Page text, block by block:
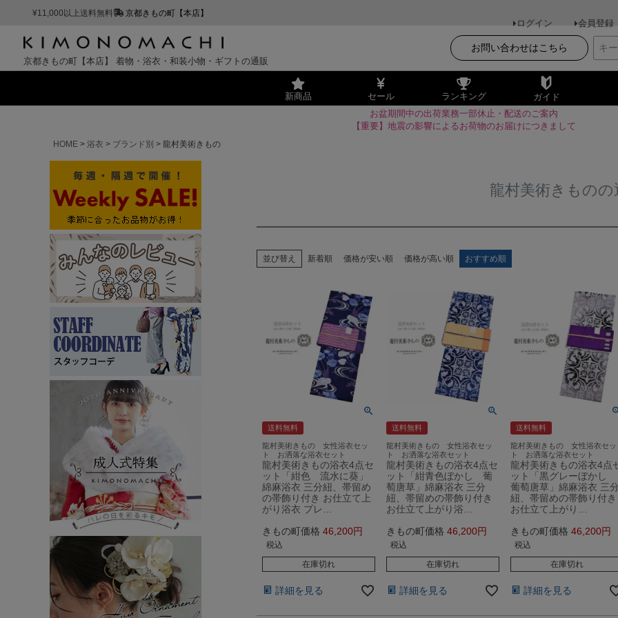
¥11,000以上送料無料 京都きもの町【本店】
ログイン 会員登録
京都きもの町【本店】 着物・浴衣・和装小物・ギフトの通販
お問い合わせはこちら
新商品 セール ランキング ガイド
お盆期間中の出荷業務一部休止・配送のご案内
【重要】地震の影響によるお荷物のお届けにつきまして
HOME
浴衣 ブランド別 龍村美術きもの
龍村美術きものの
並び替え 新着順 価格が安い順 価格が高い順 おすすめ順
送料無料
龍村美術きもの 女性浴衣セッ
ト お洒落な浴衣セット
龍村美術きもの浴衣4点セ
ット「紺色 流水に葵」
綿麻浴衣 三分紐、帯留め
の帯飾り付き お仕立て上
がり浴衣 プレ…
きもの町価格 46,200
税込
在庫切れ
詳細を見る
送料無料
龍村美術きもの 女性浴衣セッ
ト お洒落な浴衣セット
龍村美術きもの浴衣4点セ
ット「紺青色ぼかし 葡
萄唐草」綿麻浴衣 三分
紐、帯留めの帯飾り付き
お仕立て上がり浴…
きもの町価格 46,200
税込
在庫切れ
詳細を見る
送料無料
龍村美術きもの 女性浴衣セッ
ト お洒落な浴衣セット
龍村美術きもの浴衣4点
ット「黒グレーぼかし
葡萄唐草」綿麻浴衣 三
紐、帯留めの帯飾り付き
お仕立て上がり…
きもの町価格 46,200
税込
在庫切れ
詳細を見る